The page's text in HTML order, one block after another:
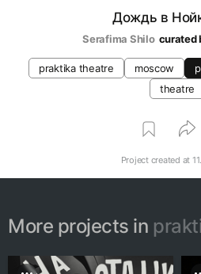
Дождь в
Serafima Shilo curated
praktika theatre moscow
theatre
Project created at
More projects in